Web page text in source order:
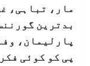
مار، تباہی،
بدترین
پارلیمان،
پی کو کوئی